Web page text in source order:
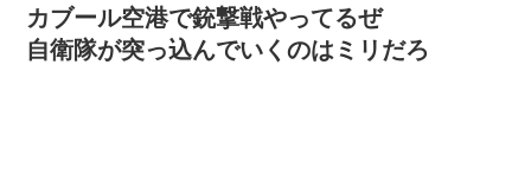
カブール空港で銃撃戦やってるぜ
自衛隊が突っ込んでいくのはミリだろ